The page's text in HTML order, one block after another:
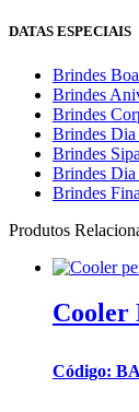
DATAS ESPECIAIS
Brindes
Brindes
Brindes
Brindes Dia
Brindes
Brindes Dia
Brindes
Produtos
Cooler
Código: